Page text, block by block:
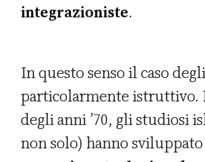
integrazioniste.
In questo senso il caso
particolarmente istruttivo.
degli anni ’70, gli studiosi
non solo) hanno sviluppato